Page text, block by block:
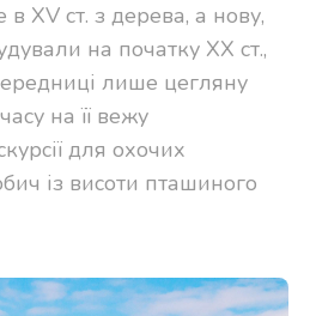
в XV ст. з дерева, а нову,
на початку XX ст.,
лише цегляну
на її вежу
для охочих
із висоти пташиного